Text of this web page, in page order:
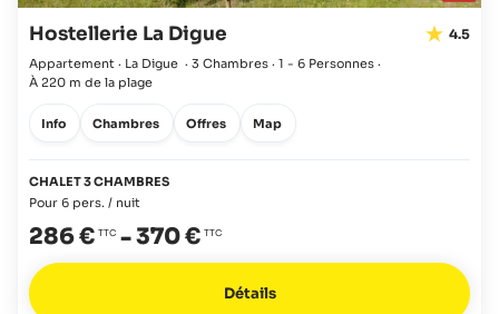
Hostellerie La Digue 4.5
Appartement · La Digue · 3 Chambres · 1 - 6 Personnes ·
À 220 m de la plage
Info Chambres Offres Map
CHALET 3 CHAMBRES
Pour 6 pers. / nuit
286 € -370 €
Détails